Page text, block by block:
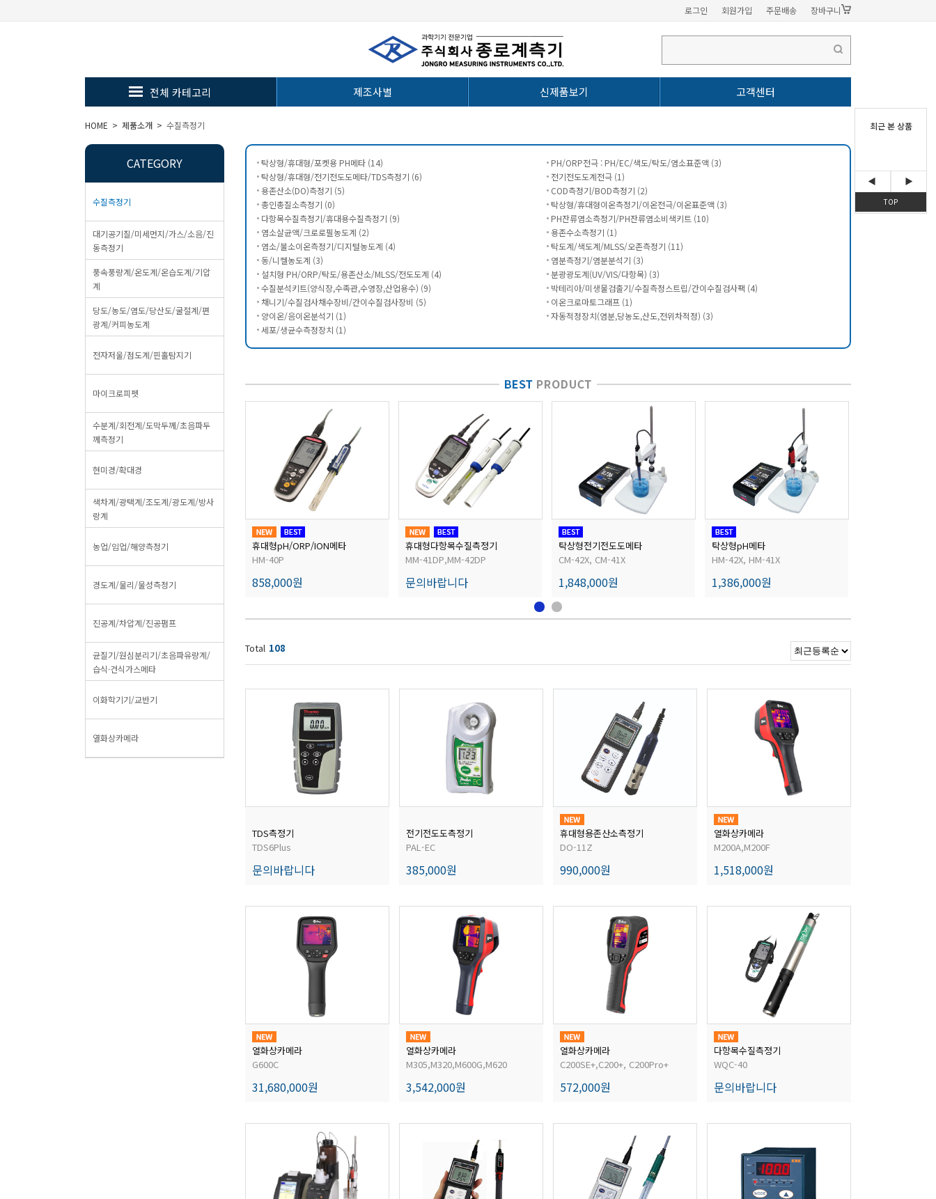
로그인 회원가입 주문배송 장바구니
전체 카테고리 제조사별 신제품보기 고객센터
HOME > 제품소개 > 수질측정기
CATEGORY
수질측정기
대기공기질/미세먼지/가스/소음/진
동측정기
풍속풍량계/온도계/온습도계/기압
계
당도/농도/염도/당산도/굴절계/편
광계/커피농도계
전자저울/점도계/핀홀탐지기
마이크로피펫
수분계/회전계/도막두께/초음파두
께측정기
현미경/확대경
색차계/광택계/조도계/광도계/방사
랑계
농업/임업/해양측정기
경도계/물리/물성측정기
진공계/차압계/진공펌프
균질기/원심분리기/초음파유량계/
습식·건식가스메타
이화학기기/교반기
열화상카메라
탁상형/휴대형/포켓용 PH메타 (14)
PH/ORP전극 : PH/EC/색도/탁도/염소표준액 (3)
탁상형/휴대형/전기전도도메타/TDS측정기 (6)
전기전도도계전극 (1)
용존산소(DO)측정기 (5)
COD측정기/BOD측정기 (2)
총인총질소측정기 (0)
탁상형/휴대형이온측정기/이온전극/이온표준액 (3)
다항목수질측정기/휴대용수질측정기 (9)
PH잔류염소측정기/PH잔류염소비색키트 (10)
염소살균액/크로로필농도계 (2)
용존수소측정기 (1)
염소/불소이온측정기/디지털농도계 (4)
탁도계/색도계/MLSS/오존측정기 (11)
동/니켈농도계 (3)
염분측정기/염분분석기 (3)
설치형 PH/ORP/탁도/용존산소/MLSS/전도도계 (4)
분광광도계(UV/VIS/다항목) (3)
수질분석키트(양식장,수족관,수영장,산업용수) (9)
박테리아/미생물검출기/수질측정스트립/간이수질검사팩 (4)
채니기/수질검사채수장비/간이수질검사장비 (5)
이온크로마토그래프 (1)
양이온/음이온분석기 (1)
자동적정장치(염분,당농도,산도,전위차적정) (3)
세포/생균수측정장치 (1)
휴대형용존산소/pH메타
1,386,000원
휴대형pH/ORP/ION메타
HM-40P
858,000원
휴대형다항목수질측정기
MM-41DP,MM-42DP
문의바랍니다
탁상형전기전도도메타
CM-42X, CM-41X
1,848,000원
탁상형pH메타
HM-42X, HM-41X
1,386,000원
Total 108
TDS측정기
TDS6Plus
문의바랍니다
전기전도도측정기
PAL-EC
385,000원
휴대형용존산소측정기
DO-11Z
990,000원
열화상카메라
M200A,M200F
1,518,000원
열화상카메라
G600C
31,680,000원
열화상카메라
M305,M320,M600G,M620
3,542,000원
열화상카메라
C200SE+,C200+, C200Pro+
572,000원
다항목수질측정기
WQC-40
문의바랍니다